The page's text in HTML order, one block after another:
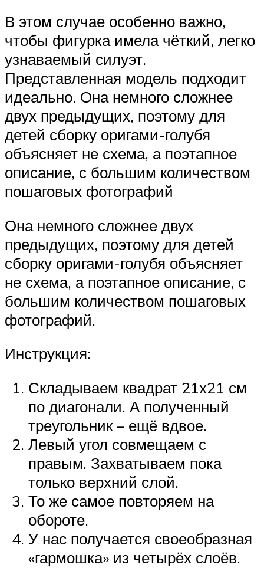
В этом случае особенно важно,
чтобы фигурка имела чёткий, легко
узнаваемый силуэт.
Представленная модель подходит
идеально. Она немного сложнее
двух предыдущих, поэтому для
детей сборку оригами-голубя
объясняет не схема, а поэтапное
описание, с большим количеством
пошаговых фотографий
Она немного сложнее двух
предыдущих, поэтому для детей
сборку оригами-голубя объясняет
не схема, а поэтапное описание, с
большим количеством пошаговых
фотографий.
Инструкция:
Складываем квадрат 21х21 см
по диагонали. А полученный
треугольник – ещё вдвое.
Левый угол совмещаем с
правым. Захватываем пока
только верхний слой.
То же самое повторяем на
обороте.
У нас получается своеобразная
«гармошка» из четырёх слоёв.